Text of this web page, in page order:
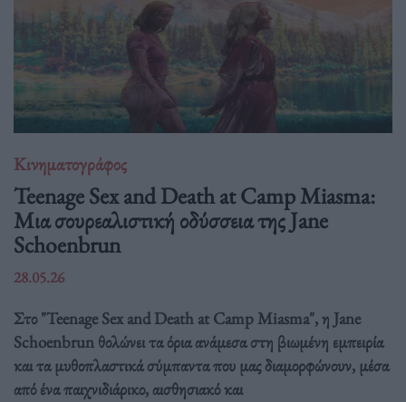
Κινηματογράφος
Teenage Sex and Death at Camp Miasma:
Μια σουρεαλιστική οδύσσεια της Jane
Schoenbrun
28.05.26
Στο "Teenage Sex and Death at Camp Miasma", η Jane
Schoenbrun θολώνει τα όρια ανάμεσα στη βιωμένη εμπειρία
και τα μυθοπλαστικά σύμπαντα που μας διαμορφώνουν, μέσα
από ένα παιχνιδιάρικο, αισθησιακό και